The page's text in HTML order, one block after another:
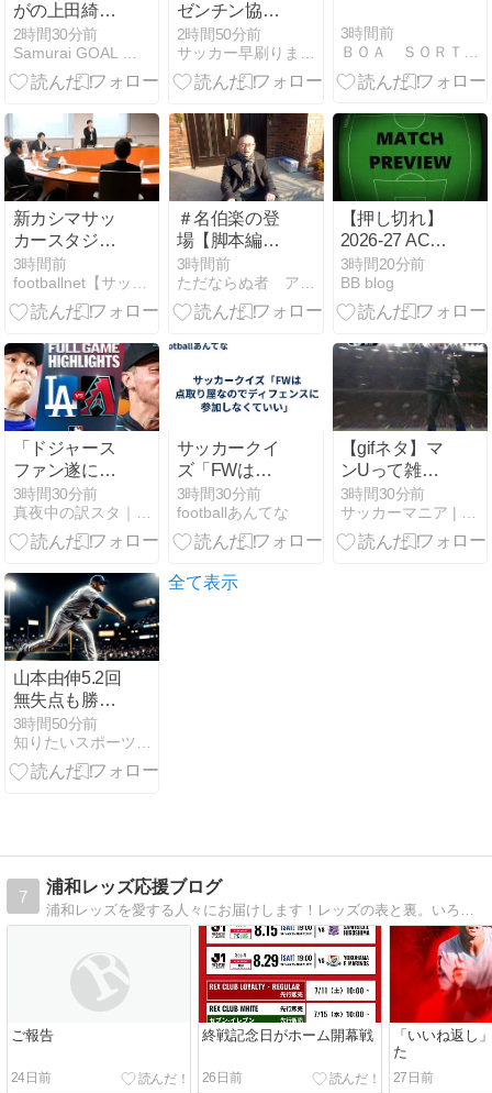
がの上田綺世
でもブラジル
相手にここま
でのタスクは
2時間30分前
ゼンチン協
会、FIFAイン
ファンティー
ノ会長への支
ｗｗ
2時間50分前
3時間前
新カシマサッ
カースタジア
ム基本計画検
討へ 茨城県有
識者会議初会
整備方針
3時間前
＃名伯楽の登
場【脚本編
⑭】
3時間前
【押し切れ】
2026-27 ACLE
PreliminaryStage
江原FC（A）
プレビュー
3時間20分前
BB blog
「ドジャース
ファン遂に安
眠へ！」山本
由伸の好投と
ドライヤーの
ジャースの逆
襲が始まるの
は間違いな
い！【海外の
反応】
3時間30分前
サッカークイ
ズ「FWは点
取り屋なので
ディフェンス
に参加しなく
3時間30分前
footballあんてな
【gifネタ】マ
ンUって雑魚
に追いついた
ら全力で喜ぶ
ルールでもあ
3時間30分前
山本由伸5.2回
無失点も勝敗
つかず！大谷
翔平の10回決
勝打でドジャ
3時間50分前
全て表示
7
浦和レッズ応援ブログ
ご報告
24日前
終戦記念日がホーム開幕戦
26日前
「いいね返し
た
27日前